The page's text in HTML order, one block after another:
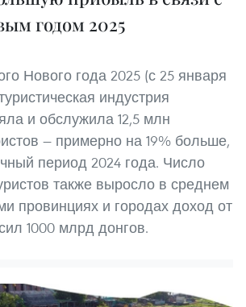
годом 2025
Нового года 2025 (с 25 января
индустрия
и обслужила 12,5 млн
— примерно на 19% больше,
период 2024 года. Число
также выросло в среднем
провинциях и городах доход от
1000 млрд донгов.